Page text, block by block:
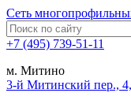
Сеть
+7 (495) 739-51-11
м. Митино
3-й Митинский пер., 4,